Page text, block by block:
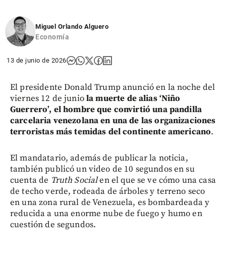
Miguel Orlando Alguero
Economía
13 de junio de 2026
El presidente Donald Trump anunció en la noche del
viernes 12 de juniola muerte de alias ‘Niño
Guerrero’, el hombre que convirtió una pandilla
carcelaria venezolana en una de las organizaciones
terroristas más temidas del continente americano.
El mandatario, además de publicar la noticia,
también publicó un video de 10 segundos en su
cuenta de Truth Socialen el que se ve cómo una casa
de techo verde, rodeada de árboles y terreno seco
en una zona rural de Venezuela, es bombardeada y
reducida a una enorme nube de fuego y humo en
cuestión de segundos.